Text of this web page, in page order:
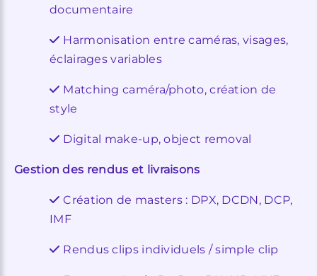
documentaire
Harmonisation entre caméras, visages,
éclairages variables
Matching caméra/photo, création de
style
Digital make-up, object removal
Gestion des rendus et livraisons
Création de masters : DPX, DCDN, DCP,
IMF
Rendus clips individuels / simple clip